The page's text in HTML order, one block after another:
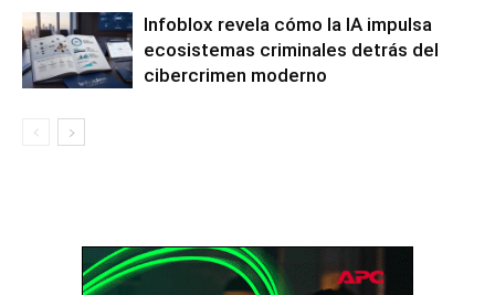
Infoblox revela cómo la IA impulsa
ecosistemas criminales detrás del
cibercrimen moderno